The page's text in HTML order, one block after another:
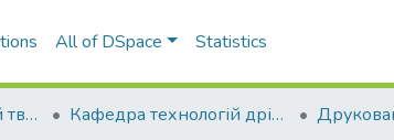
All of DSpace Statistics
Факультет технологій тваринництва та продовольства Кафедра технологій дрібного тваринництва